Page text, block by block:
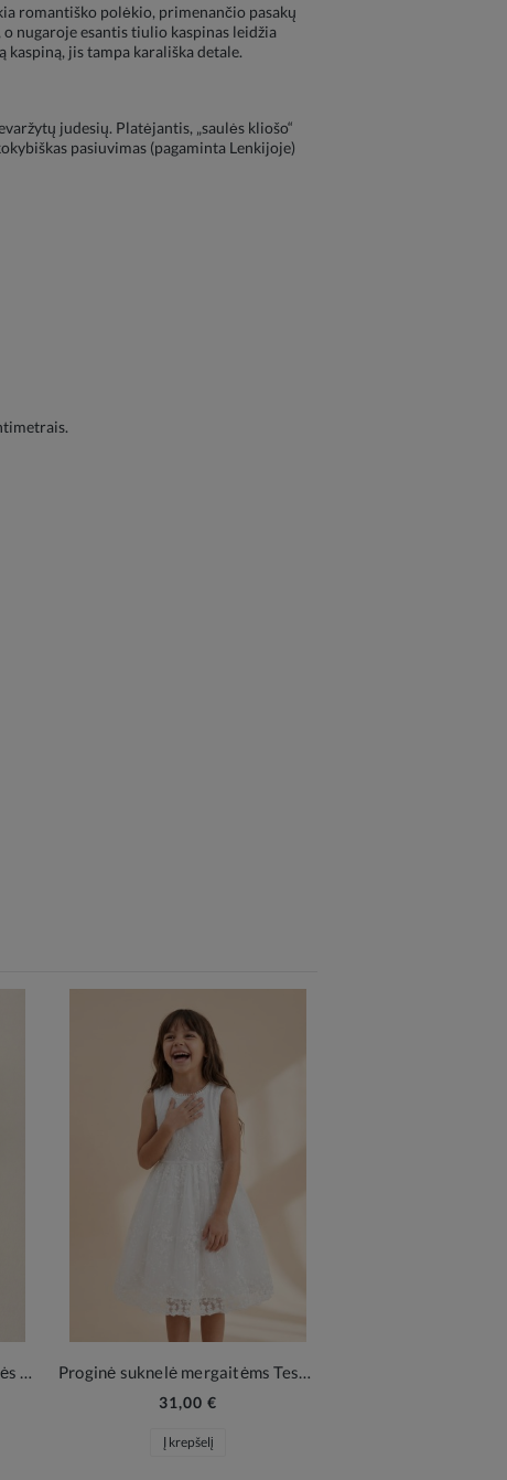
romantiško polėkio, primenančio pasakų
nugaroje esantis tiulio kaspinas leidžia
jis tampa karališka detale.
judesių. Platėjantis, „saulės kliošo“
pasiuvimas (pagaminta Lenkijoje)
Lygios smėlio spalvos pėdkelnės mergaitėms – subtili elegancija kiekvienai šventei Proginė suknelė mergaitėms Tess balta – elegancija Pirmajai Komunijai ir šeimos šventėms
31,00 €
Į krepšelį